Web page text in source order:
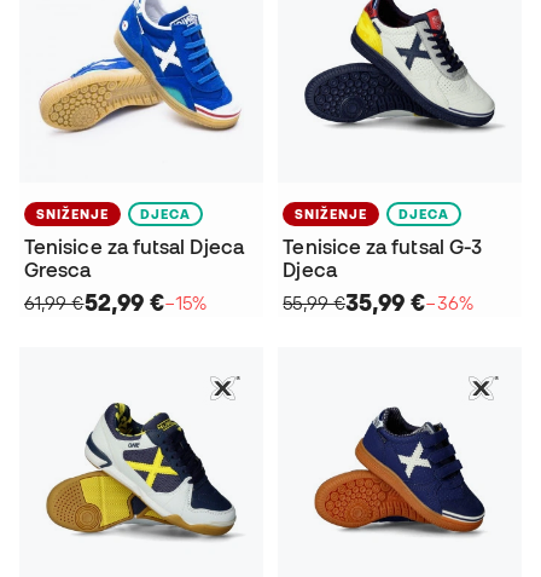
SNIŽENJE DJECA
Tenisice za futsal Djeca
Gresca
61,99 €52,99 €−15%
SNIŽENJE DJECA
Tenisice za futsal G-3
Djeca
55,99 €35,99 €−36%